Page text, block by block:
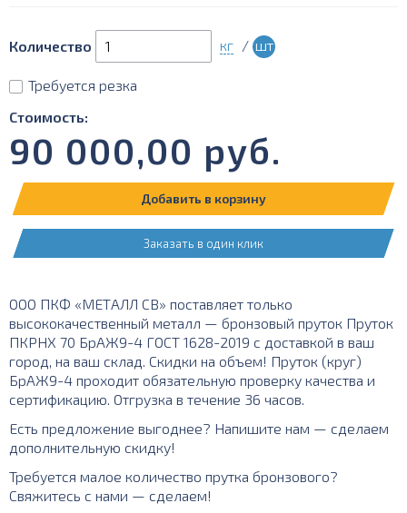
Количество кг / шт
Требуется резка
Стоимость:
90 000,00 руб.
Добавить в корзину
Заказать в один клик
ООО ПКФ «МЕТАЛЛ СВ» поставляет только
высококачественный металл — бронзовый пруток Пруток
ПКРНХ 70 БрАЖ9-4 ГОСТ 1628-2019 с доставкой в ваш
город, на ваш склад. Скидки на объем! Пруток (круг)
БрАЖ9-4 проходит обязательную проверку качества и
сертификацию. Отгрузка в течение 36 часов.
Есть предложение выгоднее? Напишите нам — сделаем
дополнительную скидку!
Требуется малое количество прутка бронзового?
Свяжитесь с нами — сделаем!